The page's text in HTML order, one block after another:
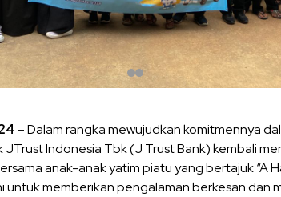
– Dalam rangka mewujudkan komitmennya
JTrust Indonesia Tbk (J Trust Bank) kembali
anak-anak yatim piatu yang bertajuk “A
untuk memberikan pengalaman berkesan dan